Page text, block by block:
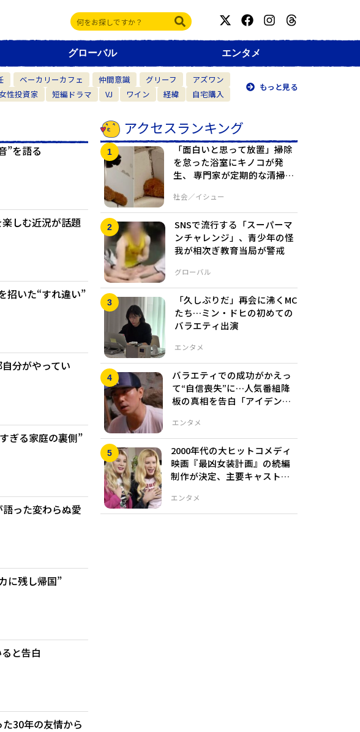
グローバル エンタメ
ベーカリーカフェ 仲間意識 グリーフ
アズワン
性投資家 短編ドラマ VJ ワイン 経緯 自宅購入
もっと見る
”を語る
しむ近況が話題
招いた“すれ違い”
分がやってい
ぎる家庭の裏側”
った変わらぬ愛
に残し帰国”
と告白
30年の友情から
アクセスランキング
社会／イシュー
「面白いと思って放置」掃除
を怠った浴室にキノコが発
生、 専門家が定期的な清掃の
グローバル
SNSで流行する「スーパーマ
ンチャレンジ」、青少年の怪
我が相次ぎ教育当局が警戒
エンタメ
「久しぶりだ」再会に沸くMC
たち…ミン・ドヒの初めての
バラエティ出演
エンタメ
バラエティでの成功がかえっ
て“自信喪失”に…人気番組降
板の真相を告白「アイデンテ
エンタメ
2000年代の大ヒットコメディ
映画『最凶女装計画』の続編
制作が決定、主要キャストは